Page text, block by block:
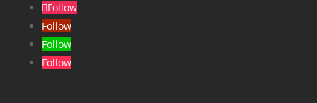
Follow
Follow
Follow
Follow